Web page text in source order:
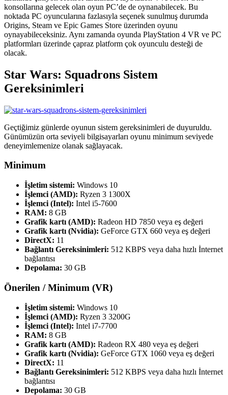
konsollarına gelecek olan oyun PC’de de oynanabilecek. Bu
noktada PC oyuncularına fazlasıyla seçenek sunulmuş durumda
Origins, Steam ve Epic Games Store üzerinden oyunu
oynayabileceksiniz. Aynı zamanda oyunda PlayStation 4 VR ve PC
platformları üzerinde çapraz platform çok oyunculu desteği de
olacak.
Star Wars: Squadrons Sistem
Gereksinimleri
Geçtiğimiz günlerde oyunun sistem gereksinimleri de duyuruldu.
Günümüzün orta seviyeli bilgisayarları oyunu minimum seviyede
deneyimlemenize olanak sağlayacak.
Minimum
İşletim sistemi: Windows 10
İşlemci (AMD): Ryzen 3 1300X
İşlemci (Intel): Intel i5-7600
RAM: 8 GB
Grafik kartı (AMD): Radeon HD 7850 veya eş değeri
Grafik kartı (Nvidia): GeForce GTX 660 veya eş değeri
DirectX: 11
Bağlantı Gereksinimleri: 512 KBPS veya daha hızlı İnternet
bağlantısı
Depolama: 30 GB
Önerilen / Minimum (VR)
İşletim sistemi: Windows 10
İşlemci (AMD): Ryzen 3 3200G
İşlemci (Intel): Intel i7-7700
RAM: 8 GB
Grafik kartı (AMD): Radeon RX 480 veya eş değeri
Grafik kartı (Nvidia): GeForce GTX 1060 veya eş değeri
DirectX: 11
Bağlantı Gereksinimleri: 512 KBPS veya daha hızlı İnternet
bağlantısı
Depolama: 30 GB